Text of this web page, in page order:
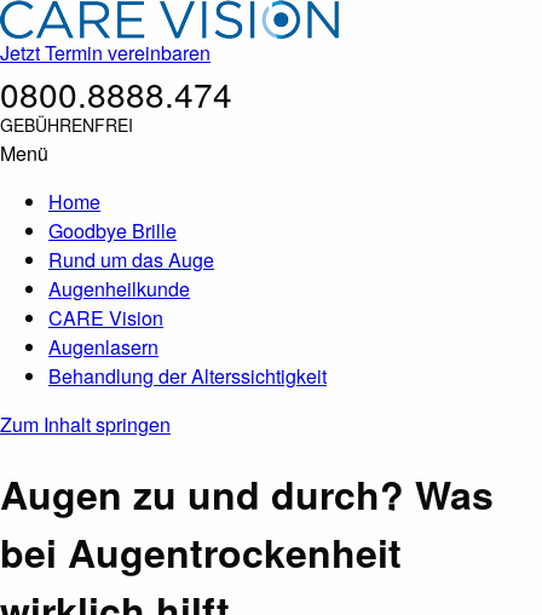
Jetzt Termin vereinbaren
0800.8888.474
GEBÜHRENFREI
Menü
Home
Goodbye Brille
Rund um das Auge
Augenheilkunde
CARE Vision
Augenlasern
Behandlung der Alterssichtigkeit
Zum Inhalt springen
Augen zu und durch? Was
bei Augentrockenheit